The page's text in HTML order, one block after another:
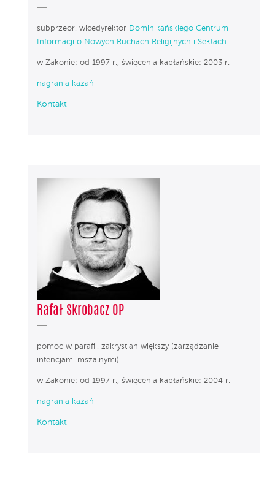
subprzeor, wicedyrektor Dominikańskiego Centrum
Informacji o Nowych Ruchach Religijnych i Sektach
w Zakonie: od 1997 r., święcenia kapłańskie: 2003 r.
nagrania kazań
Kontakt
Rafał Skrobacz OP
pomoc w parafii, zakrystian większy (zarządzanie
intencjami mszalnymi)
w Zakonie: od 1997 r., święcenia kapłańskie: 2004 r.
nagrania kazań
Kontakt